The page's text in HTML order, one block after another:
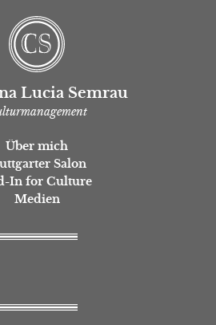
Lucia Semrau
Über mich
Salon
In for Culture
Medien